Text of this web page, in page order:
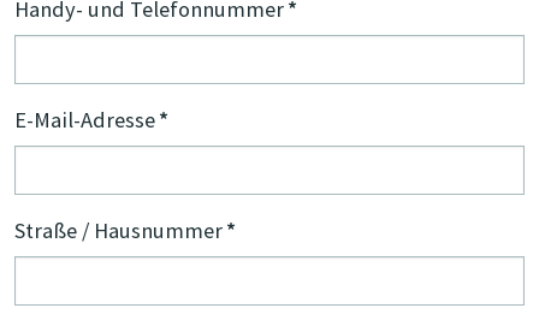
Handy- und Telefonnummer*
E-Mail-Adresse*
Straße / Hausnummer*